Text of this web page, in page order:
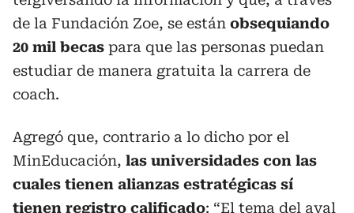
de la Fundación Zoe, se están obsequiando
20 mil becas para que las personas puedan
estudiar de manera gratuita la carrera de
coach.
Agregó que, contrario a lo dicho por el
MinEducación, las universidades con las
cuales tienen alianzas estratégicas sí
tienen registro calificado: “El tema del aval